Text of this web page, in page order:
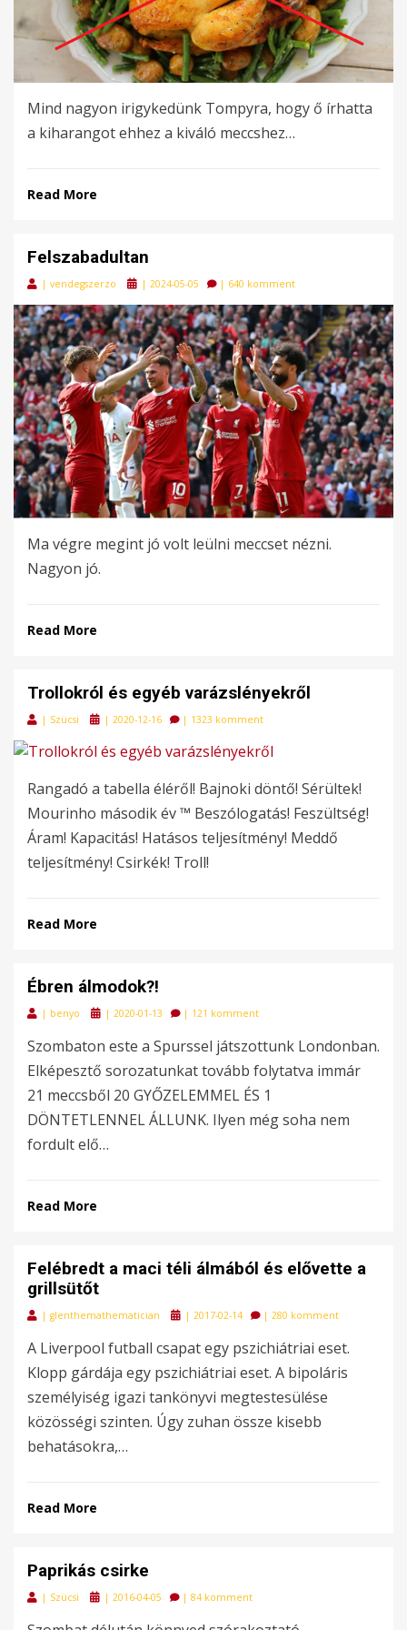
Mind nagyon irigykedünk Tompyra, hogy ő írhatta
a kiharangot ehhez a kiváló meccshez…
Read More
Felszabadultan
| vendegszerzo
Posted
| 2024-05-05 | 640 komment
Ma végre megint jó volt leülni meccset nézni.
Nagyon jó.
Read More
Trollokról és egyéb varázslényekről
| Szücsi
Posted
| 2020-12-16 | 1323 komment
Rangadó a tabella éléről! Bajnoki döntő! Sérültek!
Mourinho második év ™ Beszólogatás! Feszültség!
Áram! Kapacitás! Hatásos teljesítmény! Meddő
teljesítmény! Csirkék! Troll!
Read More
Ébren álmodok?!
| benyo
Posted
| 2020-01-13 | 121 komment
Szombaton este a Spurssel játszottunk Londonban.
Elképesztő sorozatunkat tovább folytatva immár
21 meccsből 20 GYŐZELEMMEL ÉS 1
DÖNTETLENNEL ÁLLUNK. Ilyen még soha nem
fordult elő…
Read More
Felébredt a maci téli álmából és elővette a
grillsütőt
| glenthemathematician
Posted
| 2017-02-14 | 280 komment
A Liverpool futball csapat egy pszichiátriai eset.
Klopp gárdája egy pszichiátriai eset. A bipoláris
személyiség igazi tankönyvi megtestesülése
közösségi szinten. Úgy zuhan össze kisebb
behatásokra,…
Read More
Paprikás csirke
| Szücsi
Posted
| 2016-04-05 | 84 komment